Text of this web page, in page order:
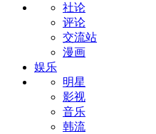
社论
评论
交流站
漫画
娱乐
明星
影视
音乐
韩流